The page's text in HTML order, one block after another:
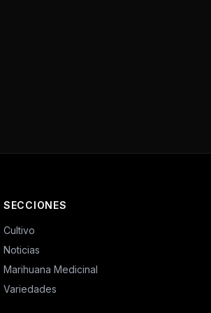
SECCIONES
Cultivo
Noticias
Marihuana Medicinal
Variedades